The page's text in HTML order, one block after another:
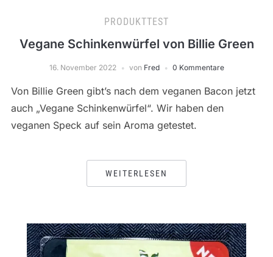
PRODUKTTEST
Vegane Schinkenwürfel von Billie Green
16. November 2022 von Fred 0 Kommentare
Von Billie Green gibt’s nach dem veganen Bacon jetzt
auch „Vegane Schinkenwürfel“. Wir haben den
veganen Speck auf sein Aroma getestet.
WEITERLESEN